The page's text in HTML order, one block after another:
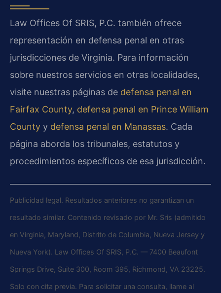
Law Offices Of SRIS, P.C. también ofrece
representación en defensa penal en otras
jurisdicciones de Virginia. Para información
sobre nuestros servicios en otras localidades,
visite nuestras páginas de defensa penal en
Fairfax County, defensa penal en Prince William
County y defensa penal en Manassas. Cada
página aborda los tribunales, estatutos y
procedimientos específicos de esa jurisdicción.
Publicidad legal. Resultados anteriores no garantizan un
resultado similar. Contenido revisado por Mr. Sris (admitido
en Virginia, Maryland, Distrito de Columbia, Nueva Jersey y
Nueva York). Law Offices Of SRIS, P.C. — 7400 Beaufont
Springs Drive, Suite 300, Room 395, Richmond, VA 23225.
Solo con cita previa. Para solicitar una consulta, llame al